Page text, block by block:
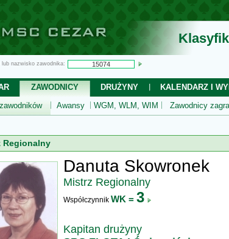
lub nazwisko zawodnika:
ZAWODNICY DRUŻYNY KALENDARZ I
Awansy WGM, WLM, WIM Zawodnicy
Regionalny
Danuta Skowronek
Mistrz Regionalny
Współczynnik WK = 3
Kapitan drużyny